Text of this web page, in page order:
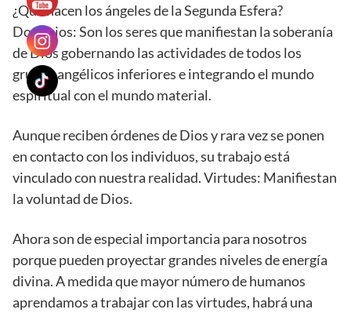
¿Qué hacen los ángeles de la Segunda Esfera?
Dominios: Son los seres que manifiestan la soberanía
de Dios gobernando las actividades de todos los
grupos angélicos inferiores e integrando el mundo
espiritual con el mundo material.
Aunque reciben órdenes de Dios y rara vez se ponen
en contacto con los individuos, su trabajo está
vinculado con nuestra realidad. Virtudes: Manifiestan
la voluntad de Dios.
Ahora son de especial importancia para nosotros
porque pueden proyectar grandes niveles de energía
divina. A medida que mayor número de humanos
aprendamos a trabajar con las virtudes, habrá una